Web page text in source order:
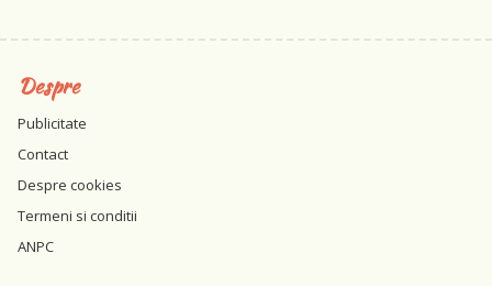
Despre
Publicitate
Contact
Despre cookies
Termeni si conditii
ANPC